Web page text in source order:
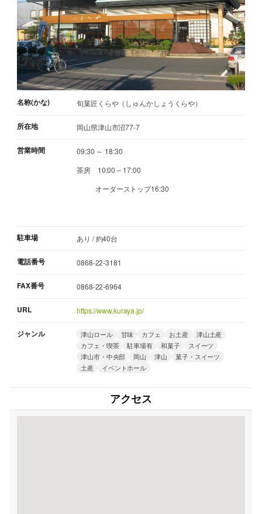
名称(かな) 旬菓匠くらや（しゅんかしょうくらや）
所在地 岡山県津山市沼77-7
営業時間
09:30 ～ 18:30
茶房 10:00 – 17:00
オーダーストップ16:30
駐車場 あり / 約40台
電話番号 0868-22-3181
FAX番号 0868-22-6964
URL https://www.kuraya.jp/
ジャンル 津山ロール 甘味 カフェ お土産
津山土産
カフェ・喫茶
駐車場有 和菓子
スイーツ
津山市・中央部
岡山 津山
菓子・スイーツ
土産
イベントホール
アクセス